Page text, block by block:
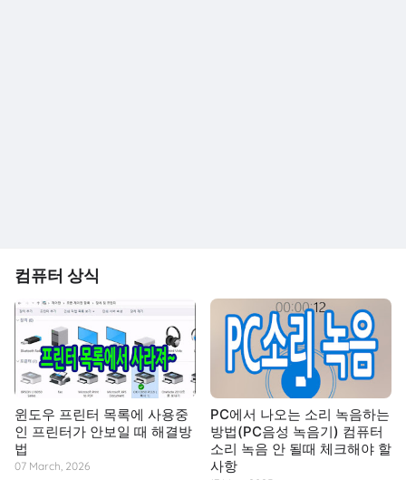
컴퓨터 상식
윈도우 프린터 목록에 사용중
인 프린터가 안보일 때 해결방
법
07 March, 2026
PC에서 나오는 소리 녹음하는
방법(PC음성 녹음기) 컴퓨터
소리 녹음 안 될때 체크해야 할
사항